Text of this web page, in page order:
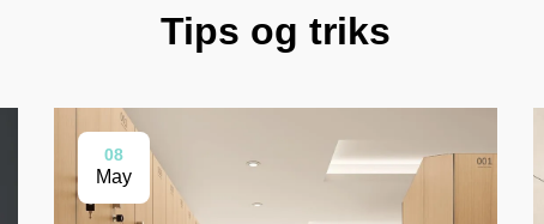
Tips og triks
08
May